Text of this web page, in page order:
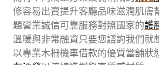
修容易出賣提升客廳品味滋潤肌膚
題營業誠信可靠服務對照國家的護
溫暖與非常融資只要您諮詢我們就
以專業木柵機車借款的優質當舖狀